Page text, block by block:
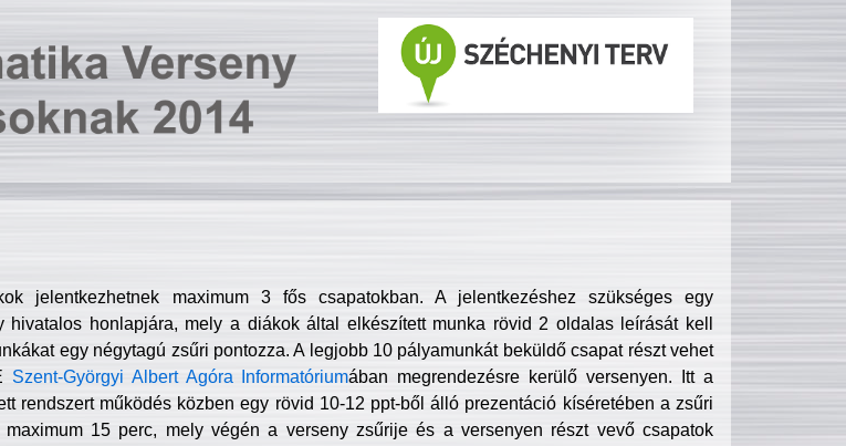
jelentkezhetnek maximum 3 fős csapatokban. A jelentkezéshez szükséges egy
hivatalos honlapjára, mely a diákok által elkészített munka rövid 2 oldalas leírását kell
egy négytagú zsűri pontozza. A legjobb 10 pályamunkát beküldő csapat részt vehet
Szent-Györgyi Albert Agóra Informatóriumában megrendezésre kerülő versenyen. Itt a
rendszert működés közben egy rövid 10-12 ppt-ből álló prezentáció kíséretében a zsűri
maximum 15 perc, mely végén a verseny zsűrije és a versenyen részt vevő csapatok